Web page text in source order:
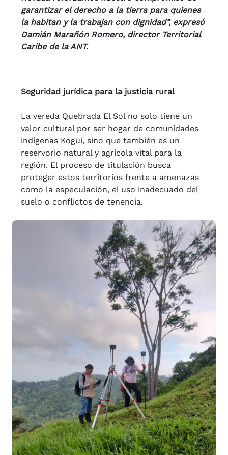
garantizar el derecho a la tierra para quienes
la habitan y la trabajan con dignidad”, expresó
Damián Marañón Romero, director Territorial
Caribe de la ANT.
Seguridad jurídica para la justicia rural
La vereda Quebrada El Sol no solo tiene un
valor cultural por ser hogar de comunidades
indígenas Kogui, sino que también es un
reservorio natural y agrícola vital para la
región. El proceso de titulación busca
proteger estos territorios frente a amenazas
como la especulación, el uso inadecuado del
suelo o conflictos de tenencia.